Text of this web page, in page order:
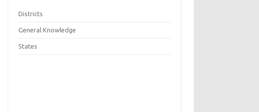
Districts
General Knowledge
States